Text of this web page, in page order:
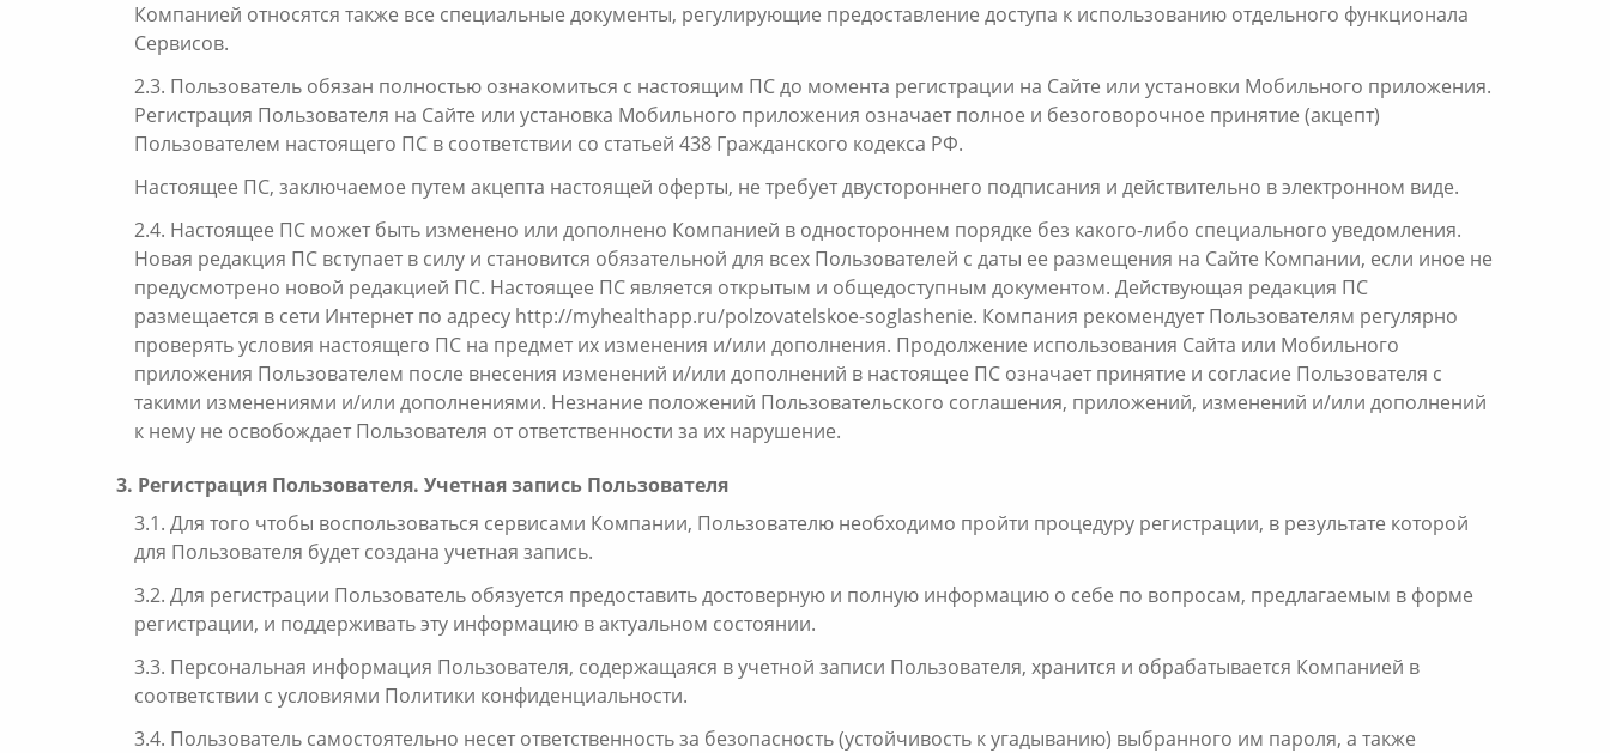
Компанией относятся также все специальные документы, регулирующие предоставление доступа к использованию отдельного функционала
Сервисов.
2.3. Пользователь обязан полностью ознакомиться с настоящим ПС до момента регистрации на Сайте или установки Мобильного приложения.
Регистрация Пользователя на Сайте или установка Мобильного приложения означает полное и безоговорочное принятие (акцепт)
Пользователем настоящего ПС в соответствии со статьей 438 Гражданского кодекса РФ.
Настоящее ПС, заключаемое путем акцепта настоящей оферты, не требует двустороннего подписания и действительно в электронном виде.
2.4. Настоящее ПС может быть изменено или дополнено Компанией в одностороннем порядке без какого-либо специального уведомления.
Новая редакция ПС вступает в силу и становится обязательной для всех Пользователей с даты ее размещения на Сайте Компании, если иное не
предусмотрено новой редакцией ПС. Настоящее ПС является открытым и общедоступным документом. Действующая редакция ПС
размещается в сети Интернет по адресу http://myhealthapp.ru/polzovatelskoe-soglashenie. Компания рекомендует Пользователям регулярно
проверять условия настоящего ПС на предмет их изменения и/или дополнения. Продолжение использования Сайта или Мобильного
приложения Пользователем после внесения изменений и/или дополнений в настоящее ПС означает принятие и согласие Пользователя с
такими изменениями и/или дополнениями. Незнание положений Пользовательского соглашения, приложений, изменений и/или дополнений
к нему не освобождает Пользователя от ответственности за их нарушение.
3. Регистрация Пользователя. Учетная запись Пользователя
3.1. Для того чтобы воспользоваться сервисами Компании, Пользователю необходимо пройти процедуру регистрации, в результате которой
для Пользователя будет создана учетная запись.
3.2. Для регистрации Пользователь обязуется предоставить достоверную и полную информацию о себе по вопросам, предлагаемым в форме
регистрации, и поддерживать эту информацию в актуальном состоянии.
3.3. Персональная информация Пользователя, содержащаяся в учетной записи Пользователя, хранится и обрабатывается Компанией в
соответствии с условиями Политики конфиденциальности.
3.4. Пользователь самостоятельно несет ответственность за безопасность (устойчивость к угадыванию) выбранного им пароля, а также